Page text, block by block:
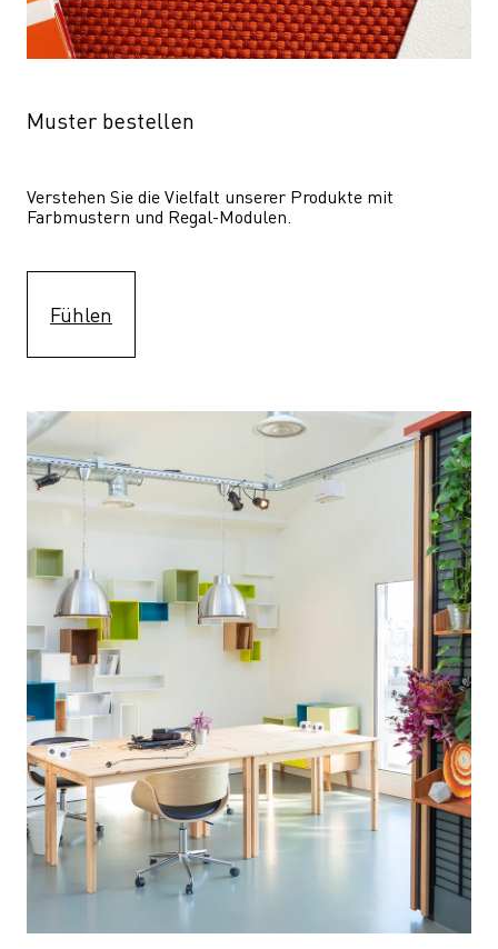
Muster bestellen
Verstehen Sie die Vielfalt unserer Produkte mit
Farbmustern und Regal-Modulen.
Fühlen